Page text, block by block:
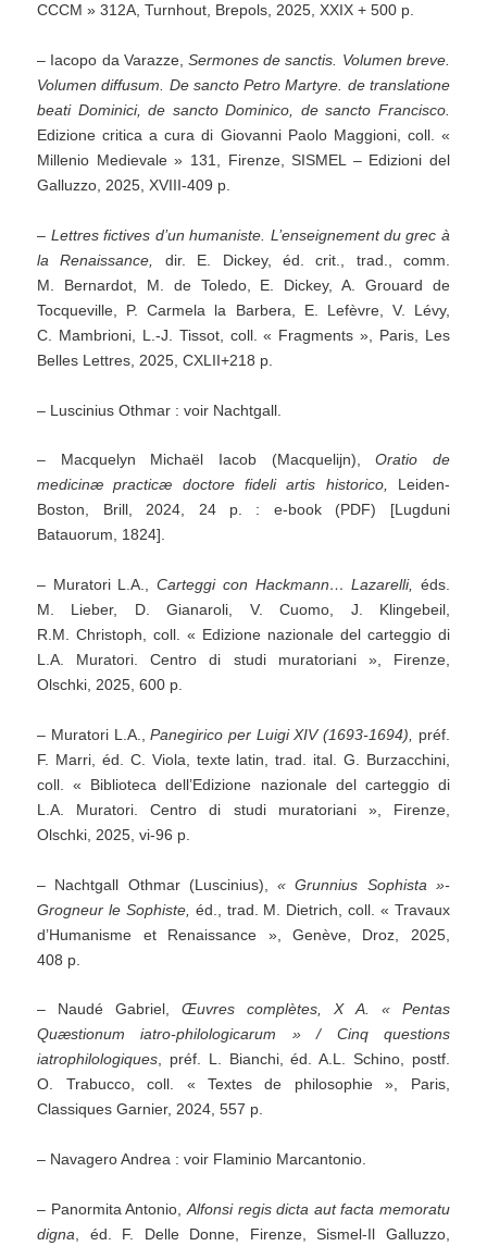
CCCM » 312A, Turnhout, Brepols, 2025, XXIX + 500 p.
– Iacopo da Varazze, Sermones de sanctis. Volumen breve.
Volumen diffusum. De sancto Petro Martyre. de translatione
beati Dominici, de sancto Dominico, de sancto Francisco.
Edizione critica a cura di Giovanni Paolo Maggioni, coll. «
Millenio Medievale » 131, Firenze, SISMEL – Edizioni del
Galluzzo, 2025, XVIII-409 p.
– Lettres fictives d’un humaniste. L’enseignement du grec à
la Renaissance,
dir. E. Dickey, éd. crit., trad., comm.
M. Bernardot, M. de Toledo, E. Dickey, A. Grouard de
Tocqueville, P. Carmela la Barbera, E. Lefèvre, V. Lévy,
C. Mambrioni, L.-J. Tissot, coll. « Fragments », Paris, Les
Belles Lettres, 2025, CXLII+218 p.
– Luscinius Othmar : voir Nachtgall.
– Macquelyn Michaël Iacob (Macquelijn),Oratio de
medicinæ practicæ doctore fideli artis historico, Leiden-
Boston, Brill, 2024, 24 p. : e-book (PDF) [Lugduni
Batauorum, 1824].
– Muratori L.A.,Carteggi con Hackmann…Lazarelli,
éds.
M. Lieber, D. Gianaroli, V. Cuomo, J. Klingebeil,
R.M. Christoph, coll. « Edizione nazionale del carteggio di
L.A. Muratori. Centro di studi muratoriani », Firenze,
Olschki, 2025, 600 p.
– Muratori L.A.,Panegirico per Luigi XIV (1693-1694),
préf.
F. Marri, éd. C. Viola, texte latin, trad. ital. G. Burzacchini,
coll. « Biblioteca dell’Edizione nazionale del carteggio di
L.A. Muratori. Centro di studi muratoriani », Firenze,
Olschki, 2025, vi-96 p.
– Nachtgall Othmar (Luscinius),«Grunnius Sophista »-
Grogneur le Sophiste, éd., trad. M. Dietrich, coll. « Travaux
d’Humanisme et Renaissance », Genève, Droz, 2025,
408 p.
– Naudé Gabriel,Œuvres complètes, X A. « Pentas
Quæstionum iatro-philologicarum » / Cinq questions
iatrophilologiques, préf. L. Bianchi, éd. A.L. Schino, postf.
O. Trabucco, coll. « Textes de philosophie », Paris,
Classiques Garnier, 2024, 557 p.
– Navagero Andrea : voir Flaminio Marcantonio.
– Panormita Antonio, Alfonsi regis dicta aut facta memoratu
digna , éd. F. Delle Donne, Firenze, Sismel-Il Galluzzo,